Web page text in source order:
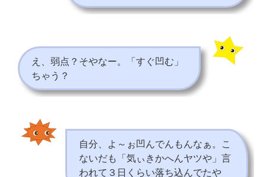
え、弱点？そやなー。「すぐ凹む」
ちゃう？
自分、よ～ぉ凹んでんもんなぁ。こ
ないだも「気ぃきかへんヤツや」言
われて３日くらい落ち込んでたや